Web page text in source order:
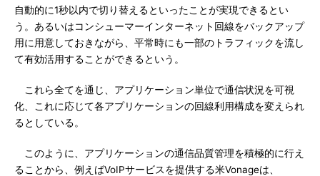
自動的に1秒以内で切り替えるといったことが実現できるとい
う。あるいはコンシューマーインターネット回線をバックアップ
用に用意しておきながら、平常時にも一部のトラフィックを流し
て有効活用することができるという。
これら全てを通じ、アプリケーション単位で通信状況を可視
化、これに応じて各アプリケーションの回線利用構成を変えられ
るとしている。
このように、アプリケーションの通信品質管理を積極的に行え
ることから、例えばVoIPサービスを提供する米Vonageは、